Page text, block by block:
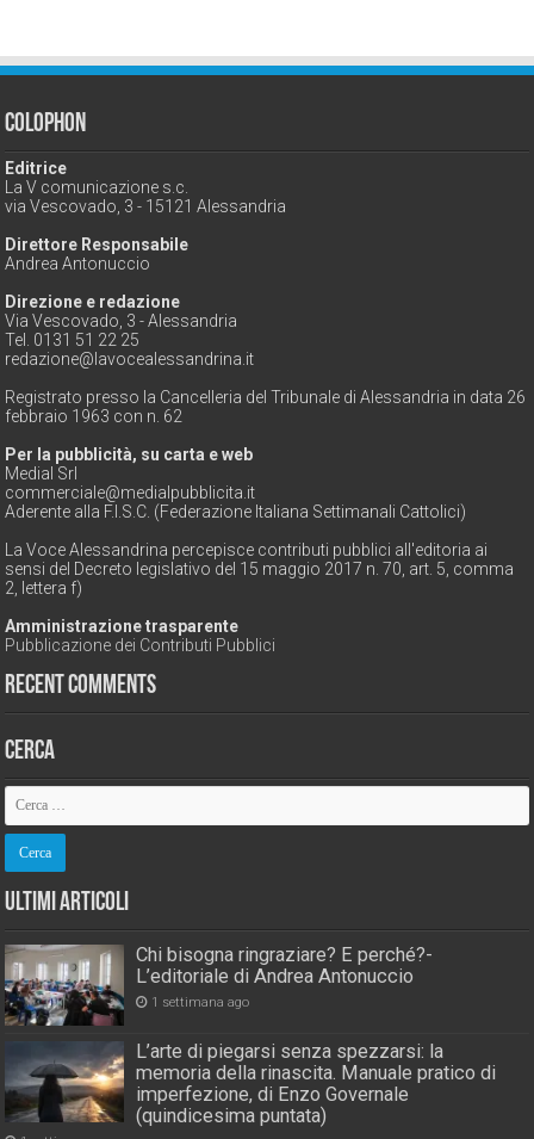
Colophon
Editrice
La V comunicazione s.c.
via Vescovado, 3 - 15121 Alessandria
Direttore Responsabile
Andrea Antonuccio
Direzione e redazione
Via Vescovado, 3 - Alessandria
Tel. 0131 51 22 25
redazione@lavocealessandrina.it
Registrato presso la Cancelleria del Tribunale di Alessandria in data 26
febbraio 1963 con n. 62
Per la pubblicità, su carta e web
Medial Srl
commerciale@medialpubblicita.it
Aderente alla F.I.S.C. (Federazione Italiana Settimanali Cattolici)
La Voce Alessandrina percepisce contributi pubblici all'editoria ai
sensi del Decreto legislativo del 15 maggio 2017 n. 70, art. 5, comma
2, lettera f)
Amministrazione trasparente
Pubblicazione dei Contributi Pubblici
Recent Comments
Cerca
Ultimi Articoli
Chi bisogna ringraziare? E perché?-
L’editoriale di Andrea Antonuccio
1 settimana ago
L’arte di piegarsi senza spezzarsi: la
memoria della rinascita. Manuale pratico di
imperfezione, di Enzo Governale
(quindicesima puntata)